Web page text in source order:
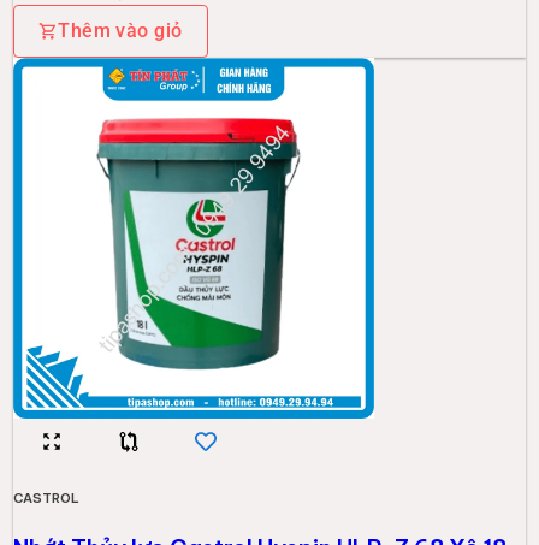
CASTROL
Nhớt Thủy lực Castrol Hyspin HLP-Z 68 Xô 18
Lít
1.734.000đ
Thêm vào giỏ